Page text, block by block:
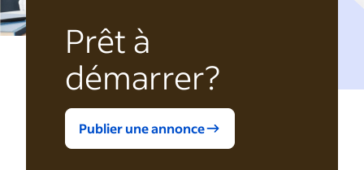
Prêt à
démarrer?
Publier une annonce